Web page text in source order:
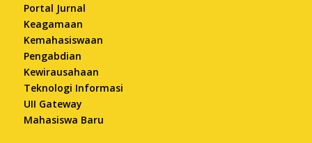
Portal Jurnal
Keagamaan
Kemahasiswaan
Pengabdian
Kewirausahaan
Teknologi Informasi
UII Gateway
Mahasiswa Baru